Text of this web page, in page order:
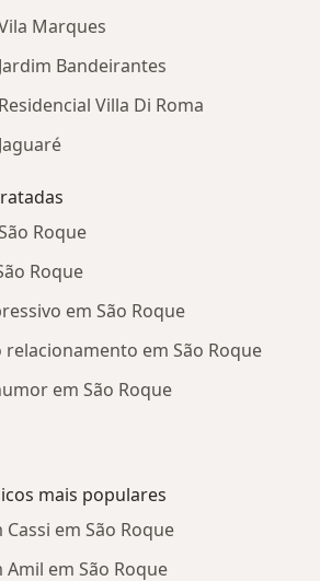
Marques
Bandeirantes
Villa Di Roma
Roque
Roque
em São Roque
em São Roque
em São Roque
mais populares
em São Roque
em São Roque